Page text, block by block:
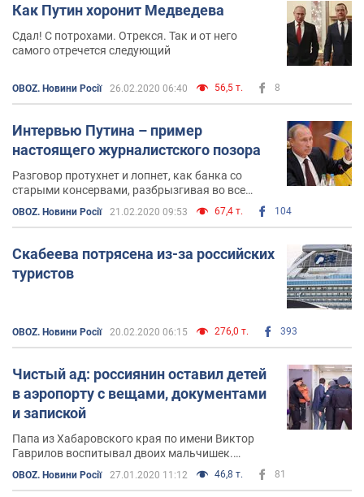
Как Путин хоронит Медведева
Сдал! С потрохами. Отрекся. Так и от него
самого отречется следующий
OBOZ. Новини Росії 26.02.2020 06:40 56,5 т. 8
Интервью Путина – пример
настоящего журналистского позора
Разговор протухнет и лопнет, как банка со
старыми консервами, разбрызгивая во все
стороны литры ботокса
OBOZ. Новини Росії 21.02.2020 09:53 67,4 т. 104
Скабеева потрясена из-за российских
туристов
OBOZ. Новини Росії 20.02.2020 06:15 276,0 т. 393
Чистый ад: россиянин оставил детей
в аэропорту с вещами, документами
и запиской
Папа из Хабаровского края по имени Виктор
Гаврилов воспитывал двоих мальчишек.
Одному 6, другому 9 лет. Мама по всей
видимости гулящая
OBOZ. Новини Росії 27.01.2020 11:12 46,8 т. 81